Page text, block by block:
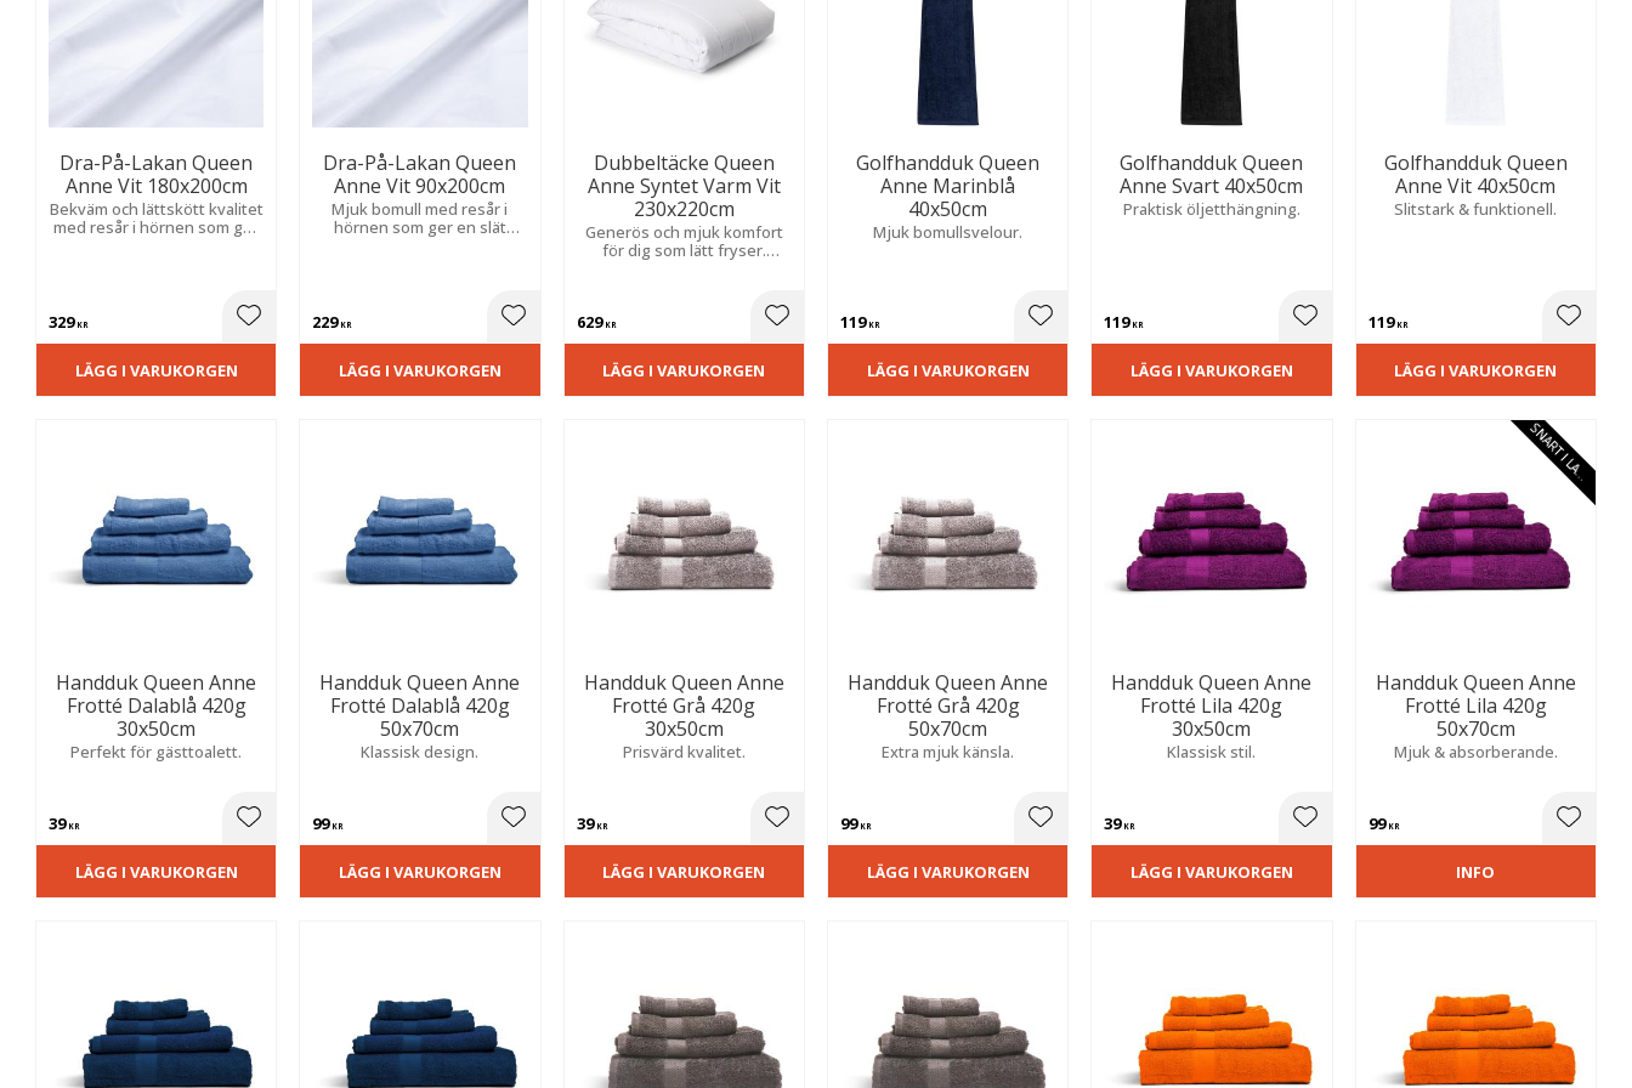
Dra-På-Lakan Queen
Anne Vit 180x200cm
Bekväm och lättskött kvalitet
med resår i hörnen som ger
329KR Lägg till i favoriter
LÄGG I VARUKORGEN
Dra-På-Lakan Queen
Anne Vit 90x200cm
Mjuk bomull med resår i
hörnen som ger en slät
229KR Lägg till i favoriter
LÄGG I VARUKORGEN
Dubbeltäcke Queen
Anne Syntet Varm Vit
230x220cm
Generös och mjuk komfort
för dig som lätt fryser.
629KR Lägg till i favoriter
LÄGG I VARUKORGEN
Golfhandduk Queen
Anne Marinblå
40x50cm
Mjuk bomullsvelour.
119KR Lägg till i favoriter
LÄGG I VARUKORGEN
Golfhandduk Queen
Anne Svart 40x50cm
Praktisk öljetthängning.
119KR Lägg till i favoriter
LÄGG I VARUKORGEN
Golfhandduk Queen
Anne Vit 40x50cm
Slitstark & funktionell.
119KR Lägg
LÄGG I VARUKORGEN
Handduk Queen Anne
Frotté Dalablå 420g
30x50cm
Perfekt för gästtoalett.
39KR Lägg till i favoriter
LÄGG I VARUKORGEN
Handduk Queen Anne
Frotté Dalablå 420g
50x70cm
Klassisk design.
99KR Lägg till i favoriter
LÄGG I VARUKORGEN
Handduk Queen Anne
Frotté Grå 420g
30x50cm
Prisvärd kvalitet.
39KR Lägg till i favoriter
LÄGG I VARUKORGEN
Handduk Queen Anne
Frotté Grå 420g
50x70cm
Extra mjuk känsla.
99KR Lägg till i favoriter
LÄGG I VARUKORGEN
Handduk Queen Anne
Frotté Lila 420g
30x50cm
Klassisk stil.
39KR Lägg till i favoriter
LÄGG I VARUKORGEN
Handduk Queen Anne
Frotté Lila 420g
50x70cm
Mjuk & absorberande.
99KR
S
N
A
R
T
I
L
A
G
E
R
Lägg
INFO